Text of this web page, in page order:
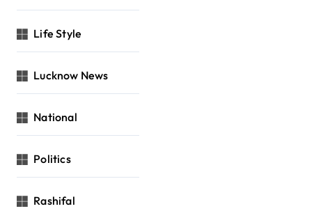
Life Style
Lucknow News
National
Politics
Rashifal